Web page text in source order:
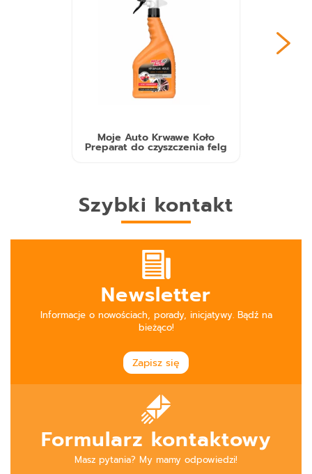
Moje Auto Krwawe Koło
Preparat do czyszczenia felg
Szybki kontakt
Newsletter
Informacje o nowościach, porady, inicjatywy. Bądź na
bieżąco!
Zapisz się
Formularz kontaktowy
Masz pytania? My mamy odpowiedzi!